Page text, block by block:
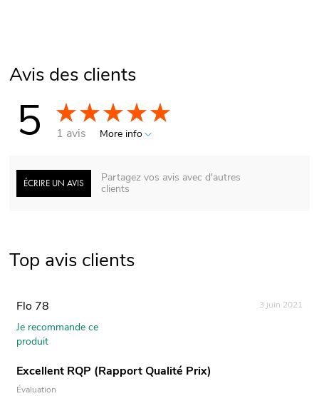
Avis des clients
5 1 avis More info
ÉCRIRE UN AVIS
Partagez vos avis avec d'autres
clients
Top avis clients
Flo 78
Je recommande ce
produit
3 juin 2021
Excellent RQP (Rapport Qualité Prix)
Évaluation